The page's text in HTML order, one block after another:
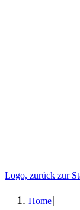
Logo, zurück zur
Home|